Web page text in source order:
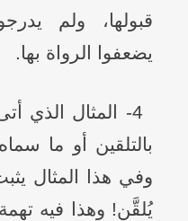
قبولها، ولم
يضعفوا الرواة بها.
4- المثال الذي
بالتلقين أو ما
وفي هذا المثال
يُلقَّن! وهذا فيه